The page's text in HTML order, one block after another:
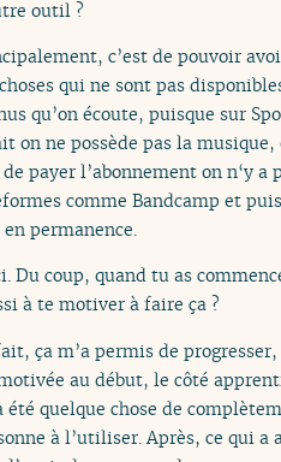
outil ?
c’est de pouvoir
qui ne sont pas
qu’on écoute, puisque sur
on ne possède pas la
payer l’abonnement on n‘y
comme Bandcamp et
permanence.
Du coup, quand tu as
à te motiver à faire ça ?
ça m’a permis de
au début, le côté
quelque chose de
à l’utiliser. Après, ce qui